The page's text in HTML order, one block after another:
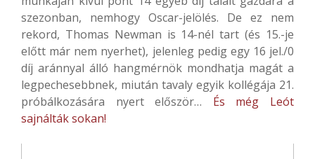
szezonban, nemhogy Oscar-jelölés. De ez nem
rekord, Thomas Newman is 14-nél tart (és 15.-je
előtt már nem nyerhet), jelenleg pedig egy 16 jel./0
díj aránnyal álló hangmérnök mondhatja magát a
legpechesebbnek, miután tavaly egyik kollégája 21.
próbálkozására nyert először… És még Leót
sajnálták sokan!